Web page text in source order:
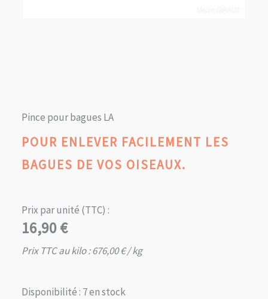
Pince pour bagues LA
POUR ENLEVER FACILEMENT LES
BAGUES DE VOS OISEAUX.
Prix par unité (TTC) :
16,90€
Prix TTC au kilo :676,00€/ kg
Disponibilité : 7 en stock